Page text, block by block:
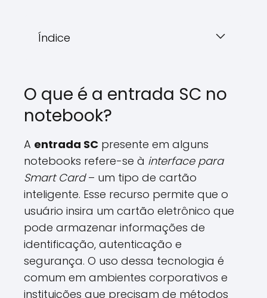
Índice
O que é a entrada SC no
notebook?
A entrada SC presente em alguns
notebooks refere-se à interface para
Smart Card– um tipo de cartão
inteligente. Esse recurso permite que o
usuário insira um cartão eletrônico que
pode armazenar informações de
identificação, autenticação e
segurança. O uso dessa tecnologia é
comum em ambientes corporativos e
instituições que precisam de métodos